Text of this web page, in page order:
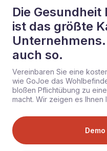
Die
ist das größte
auch so.
Vereinbaren Sie eine
wie GoJoe das
bloßen Pflichtübung zu
macht. Wir zeigen es